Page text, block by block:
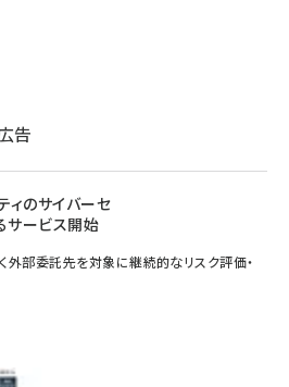
告
ィのサイバーセ
サービス開始
部委託先を対象に継続的なリスク評価・